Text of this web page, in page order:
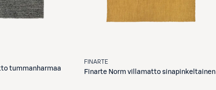
tummanharmaa
FINARTE
Finarte Norm villamatto sinapinkeltainen